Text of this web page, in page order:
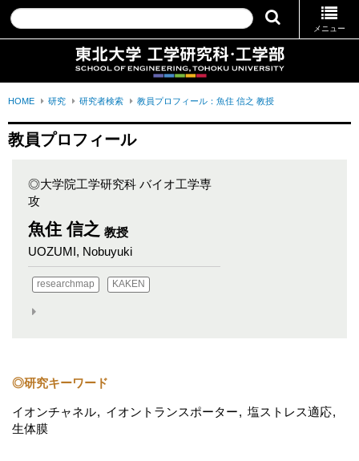
メニュー
HOME 研究 研究者検索 教員プロフィール：魚住 信之 教授
教員プロフィール
◎大学院工学研究科 バイオ工学専
攻
魚住 信之 教授
UOZUMI, Nobuyuki
researchmap KAKEN
◎研究キーワード
イオンチャネル イオントランスポーター
塩ストレス適応
生体膜